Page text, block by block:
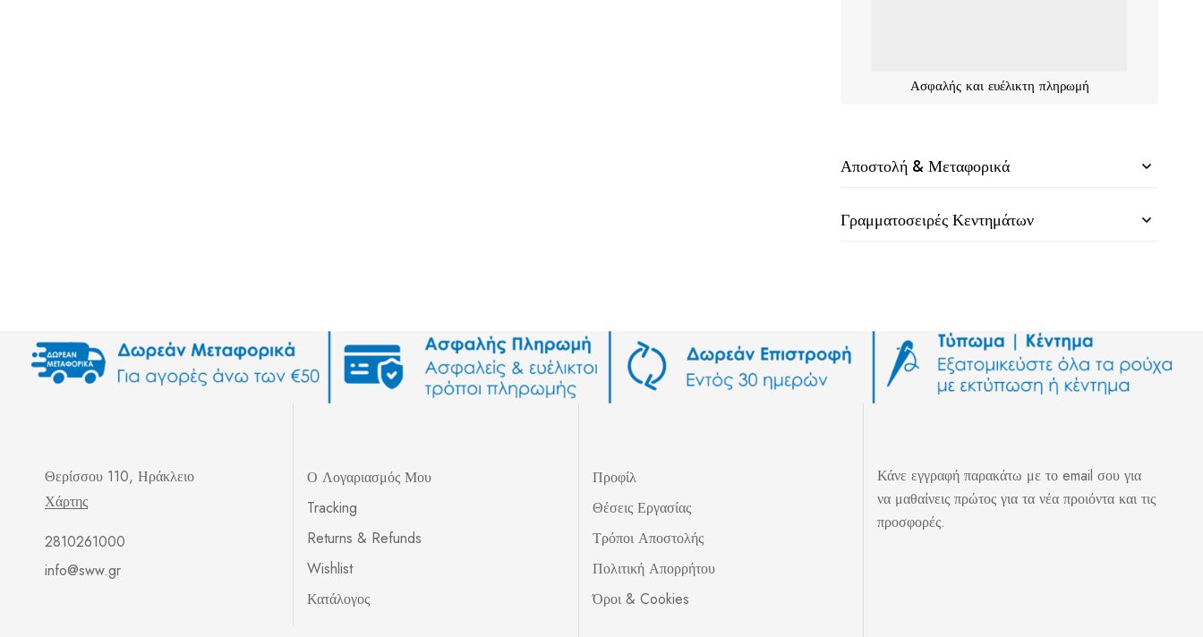
Ασφαλής και ευέλικτη πληρωμή
Αποστολή & Μεταφορικά
Γραμματοσειρές Κεντημάτων
Θερίσσου 110, Ηράκλειο
Χάρτης
2810261000
info@sww.gr
Ο Λογαριασμός Μου
Tracking
Returns & Refunds
Wishlist
Κατάλογος
Προφίλ
Θέσεις Εργασίας
Τρόποι Αποστολής
Πολιτική Απορρήτου
Όροι & Cookies
Κάνε εγγραφή παρακάτω με το email σου για
να μαθαίνεις πρώτος για τα νέα προιόντα και τις
προσφορές.